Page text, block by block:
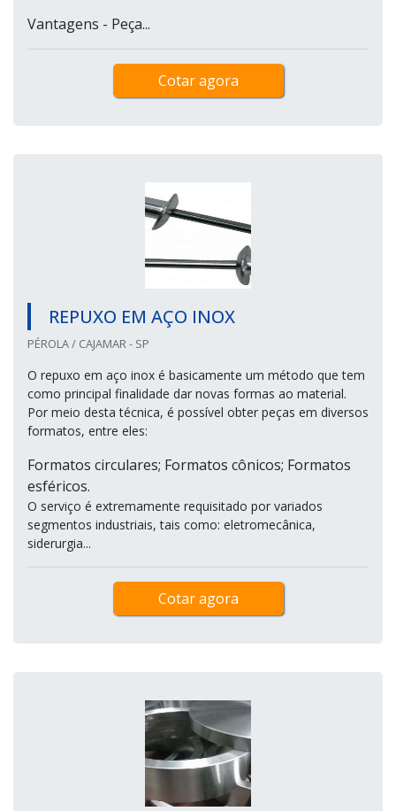
Vantagens - Peça...
Cotar agora
REPUXO EM AÇO INOX
PÉROLA / CAJAMAR - SP
O repuxo em aço inox é basicamente um método que tem
como principal finalidade dar novas formas ao material.
Por meio desta técnica, é possível obter peças em diversos
formatos, entre eles:
Formatos circulares; Formatos cônicos; Formatos
esféricos.
O serviço é extremamente requisitado por variados
segmentos industriais, tais como: eletromecânica,
siderurgia...
Cotar agora